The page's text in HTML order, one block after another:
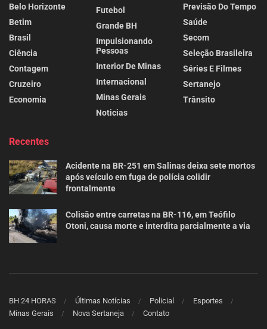
Belo Horizonte
Betim
Brasil
Ciência
Contagem
Cruzeiro
Economia
Futebol
Grande BH
Impulsionando
Pessoas
Interior De Minas
Internacional
Minas Gerais
Noticias
Previsão Do Tempo
Saúde
Secom
Seleção Brasileira
Séries E Filmes
Sertanejo
Trânsito
Recentes
Acidente na BR-251 em Salinas deixa sete mortos
após veículo em fuga de polícia colidir
frontalmente
Colisão entre carretas na BR-116, em Teófilo
Otoni, causa morte e interdita parcialmente a via
BH 24 HORAS Últimas Notícias Policial
Esportes
Minas Gerais
Nova Sertaneja Contato